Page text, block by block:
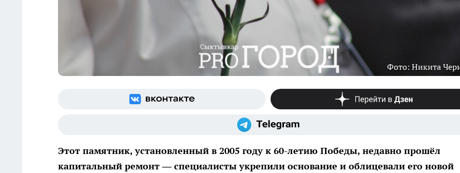
Фото: Никита
Этот памятник, установленный в 2005 году к 60-летию Победы, недавно прошёл
капитальный ремонт — специалисты укрепили основание и облицевали его новой